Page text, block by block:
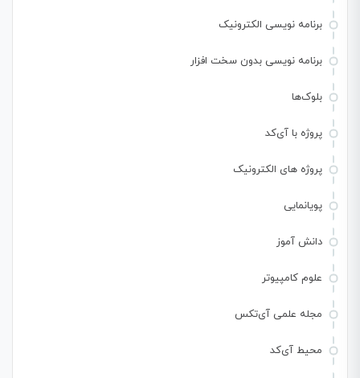
برنامه نویسی الکترونیک
برنامه نویسی بدون سخت افزار
بلوک‌ها
پروژه با آی‌کد
پروژه های الکترونیک
پویانمایی
دانش آموز
علوم کامپیوتر
مجله علمی آی‌تکس
محیط آی‌کد